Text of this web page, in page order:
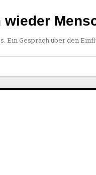
wieder
Ein Gespräch über den